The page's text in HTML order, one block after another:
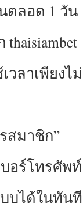
ตลอด 1 วัน
วลาเพียง
สมาชิก”
อร์โทรศัพ
บได้ในทันที